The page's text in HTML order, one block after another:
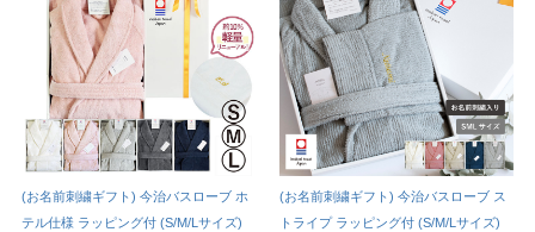
(お名前刺繍ギフト) 今治バスローブ ホ
テル仕様 ラッピング付 (S/M/Lサイズ)
(お名前刺繍ギフト) 今治バスローブ ス
トライプ ラッピング付 (S/M/Lサイズ)